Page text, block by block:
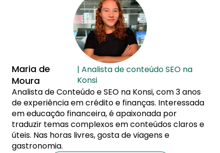
Maria de
Moura
| Analista de conteúdo SEO na
Konsi
Analista de Conteúdo e SEO na Konsi, com 3 anos
de experiência em crédito e finanças. Interessada
em educação financeira, é apaixonada por
traduzir temas complexos em conteúdos claros e
úteis. Nas horas livres, gosta de viagens e
gastronomia.